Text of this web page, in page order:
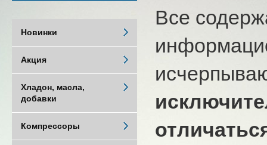
Все
Новинки
Акция
Хладон, масла,
добавки
Компрессоры